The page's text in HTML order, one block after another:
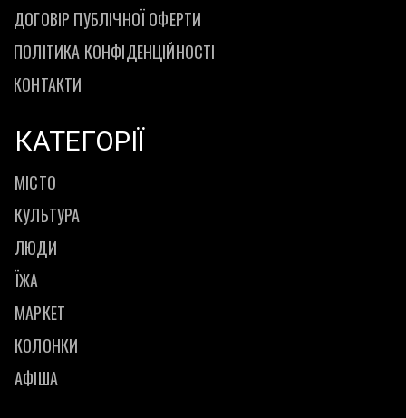
ДОГОВІР ПУБЛІЧНОЇ ОФЕРТИ
ПОЛІТИКА КОНФІДЕНЦІЙНОСТІ
КОНТАКТИ
КАТЕГОРІЇ
МІСТО
КУЛЬТУРА
ЛЮДИ
ЇЖА
МАРКЕТ
КОЛОНКИ
АФІША